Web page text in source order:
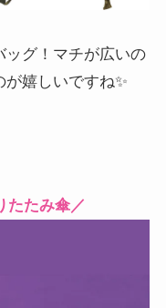
ッグ！マチが広いの
嬉しいですね✨
たたみ傘／